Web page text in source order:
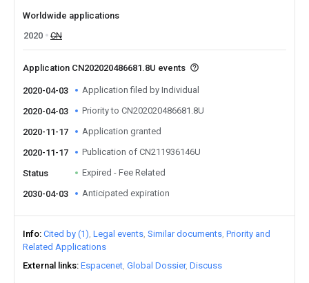
Worldwide applications
2020
CN
Application CN202020486681.8U events
2020-04-03 Application filed by Individual
2020-04-03 Priority to CN202020486681.8U
2020-11-17 Application granted
2020-11-17 Publication of CN211936146U
Status Expired - Fee Related
2030-04-03 Anticipated expiration
Info Cited by (1) Legal events Similar documents Priority and
Related Applications
External links Espacenet Global Dossier Discuss